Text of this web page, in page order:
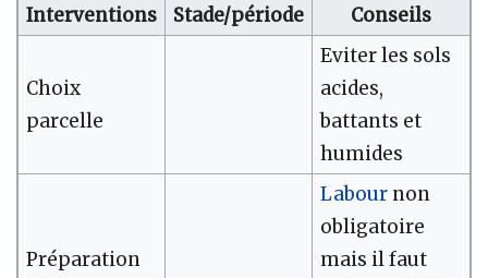
Interventions Stade/période Conseils
Choix
parcelle
Eviter les sols
acides,
battants et
humides
Préparation
Labournon
obligatoire
mais il faut